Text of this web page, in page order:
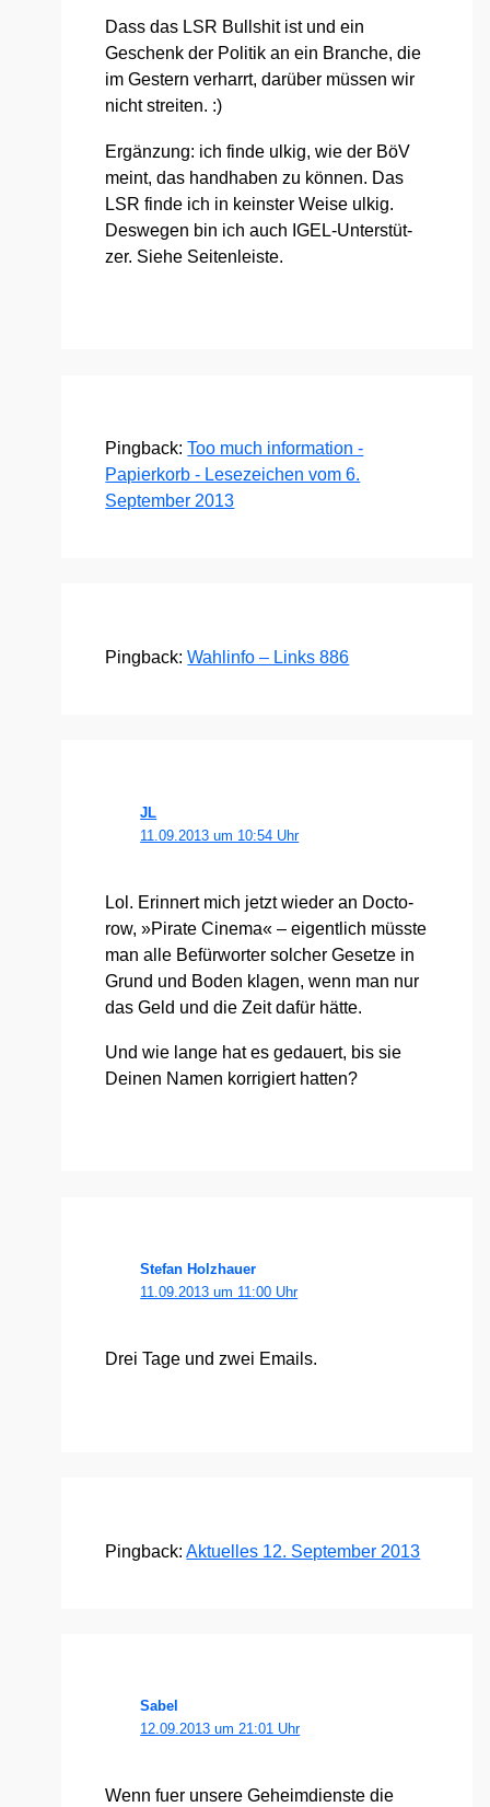
Dass das LSR Bull­shit ist und ein
Geschenk der Poli­tik an ein Bran­che, die
im Ges­tern ver­harrt, dar­über müs­sen wir
nicht strei­ten. :)
Ergän­zung: ich fin­de ulkig, wie der BöV
meint, das hand­ha­ben zu kön­nen. Das
LSR fin­de ich in keins­ter Wei­se ulkig.
Des­we­gen bin ich auch IGEL-Unter­stüt­
zer. Sie­he Sei­ten­leis­te.
Pingback:Too much information -
Papierkorb - Lesezeichen vom 6.
September 2013
Pingback:Wahlinfo – Links 886
JL
11.09.2013 um 10:54 Uhr
Lol. Erin­nert mich jetzt wie­der an Doc­to­
row, »Pira­te Cine­ma« – eigent­lich müss­te
man alle Befür­wor­ter sol­cher Geset­ze in
Grund und Boden kla­gen, wenn man nur
das Geld und die Zeit dafür hät­te.
Und wie lan­ge hat es gedau­ert, bis sie
Dei­nen Namen kor­ri­giert hat­ten?
Stefan Holzhauer
11.09.2013 um 11:00 Uhr
Drei Tage und zwei Emails.
Pingback:Aktuelles 12. September 2013
Sabel
12.09.2013 um 21:01 Uhr
Wenn fuer unse­re Geheim­diens­te die